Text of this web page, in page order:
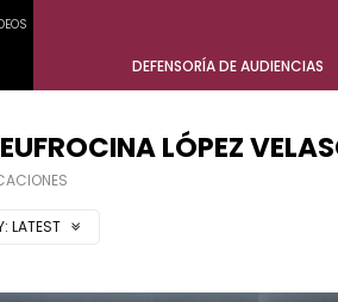
HOY EDICIÓN MATUTINA
Hoy edición matutina
DEFENSORÍA DE AUDIENCIAS
Hoy edición matutina
LÓPEZ
LATEST